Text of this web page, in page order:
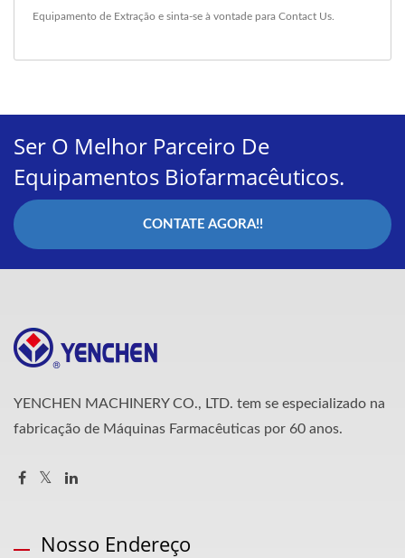
Equipamento de Extração e sinta-se à vontade para Contact Us
Ser O Melhor Parceiro De
Equipamentos Biofarmacêuticos.
CONTATE AGORA!!
YENCHEN MACHINERY CO., LTD. tem se especializado na
fabricação de Máquinas Farmacêuticas por 60 anos.
Nosso Endereço